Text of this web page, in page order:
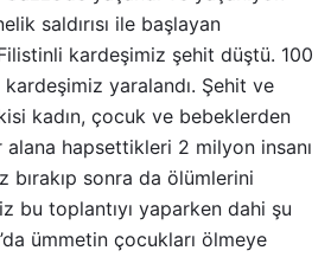
saldırısı ile başlayan
kardeşimiz şehit düştü. 100
yaralandı. Şehit ve
kadın, çocuk ve bebeklerden
alana hapsettikleri 2 milyon insanı
bırakıp sonra da ölümlerini
bu toplantıyı yaparken dahi şu
ümmetin çocukları ölmeye